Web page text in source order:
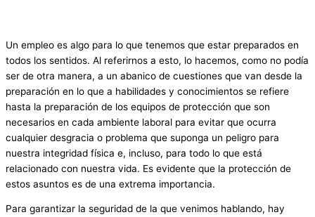
Un empleo es algo para lo que tenemos que estar preparados en
todos los sentidos. Al referirnos a esto, lo hacemos, como no podía
ser de otra manera, a un abanico de cuestiones que van desde la
preparación en lo que a habilidades y conocimientos se refiere
hasta la preparación de los equipos de protección que son
necesarios en cada ambiente laboral para evitar que ocurra
cualquier desgracia o problema que suponga un peligro para
nuestra integridad física e, incluso, para todo lo que está
relacionado con nuestra vida. Es evidente que la protección de
estos asuntos es de una extrema importancia.
Para garantizar la seguridad de la que venimos hablando, hay